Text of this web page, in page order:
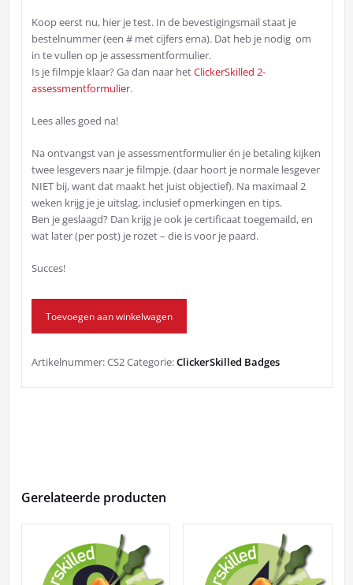
Koop eerst nu, hier je test. In de bevestigingsmail staat je
bestelnummer (een # met cijfers erna). Dat heb je nodig om
in te vullen op je assessmentformulier.
Is je filmpje klaar? Ga dan naar hetClickerSkilled 2-
assessmentformulier.
Lees alles goed na!
Na ontvangst van je assessmentformulier én je betaling kijken
twee lesgevers naar je filmpje. (daar hoort je normale lesgever
NIET bij, want dat maakt het juist objectief). Na maximaal 2
weken krijg je je uitslag, inclusief opmerkingen en tips.
Ben je geslaagd? Dan krijg je ook je certificaat toegemaild, en
wat later (per post) je rozet – die is voor je paard.
Succes!
Toevoegen aan winkelwagen
Artikelnummer:CS2Categorie:ClickerSkilled Badges
Gerelateerde producten